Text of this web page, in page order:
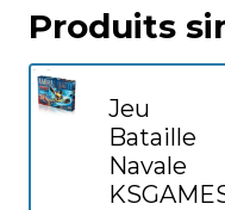
Produits
Jeu
Bataille
Navale